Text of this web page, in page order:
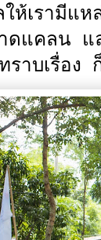
ห้เรามีแ
ดแคลน แล
ราบเรื่อ